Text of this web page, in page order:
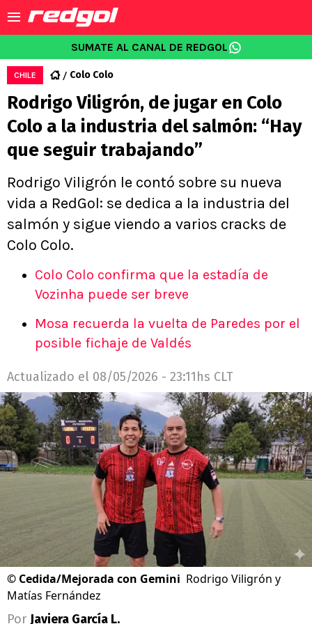
SUMATE AL CANAL DE REDGOL
CHILE Colo Colo
Rodrigo Viligrón, de jugar en Colo
Colo a la industria del salmón: “Hay
que seguir trabajando”
Rodrigo Viligrón le contó sobre su nueva
vida a RedGol: se dedica a la industria del
salmón y sigue viendo a varios cracks de
Colo Colo.
Colo Colo confirma que la estadía de
Vozinha puede ser breve
Mosa recuerda la vuelta de Paredes por el
posible fichaje de Valdés
Actualizado el 08/05/2026 - 23:11hs CLT
© Cedida/Mejorada con Gemini Rodrigo Viligrón y
Matías Fernández
Por Javiera García L.